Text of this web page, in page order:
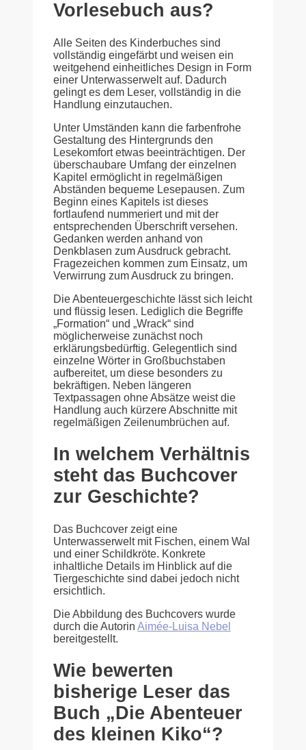
Vorlesebuch aus?
Alle Seiten des Kinderbuches sind
vollständig eingefärbt und weisen ein
weitgehend einheitliches Design in Form
einer Unterwasserwelt auf. Dadurch
gelingt es dem Leser, vollständig in die
Handlung einzutauchen.
Unter Umständen kann die farbenfrohe
Gestaltung des Hintergrunds den
Lesekomfort etwas beeinträchtigen. Der
überschaubare Umfang der einzelnen
Kapitel ermöglicht in regelmäßigen
Abständen bequeme Lesepausen. Zum
Beginn eines Kapitels ist dieses
fortlaufend nummeriert und mit der
entsprechenden Überschrift versehen.
Gedanken werden anhand von
Denkblasen zum Ausdruck gebracht.
Fragezeichen kommen zum Einsatz, um
Verwirrung zum Ausdruck zu bringen.
Die Abenteuergeschichte lässt sich leicht
und flüssig lesen. Lediglich die Begriffe
„Formation“ und „Wrack“ sind
möglicherweise zunächst noch
erklärungsbedürftig. Gelegentlich sind
einzelne Wörter in Großbuchstaben
aufbereitet, um diese besonders zu
bekräftigen. Neben längeren
Textpassagen ohne Absätze weist die
Handlung auch kürzere Abschnitte mit
regelmäßigen Zeilenumbrüchen auf.
In welchem Verhältnis
steht das Buchcover
zur Geschichte?
Das Buchcover zeigt eine
Unterwasserwelt mit Fischen, einem Wal
und einer Schildkröte. Konkrete
inhaltliche Details im Hinblick auf die
Tiergeschichte sind dabei jedoch nicht
ersichtlich.
Die Abbildung des Buchcovers wurde
durch die Autorin Aimée-Luisa Nebel
bereitgestellt.
Wie bewerten
bisherige Leser das
Buch „Die Abenteuer
des kleinen Kiko“?